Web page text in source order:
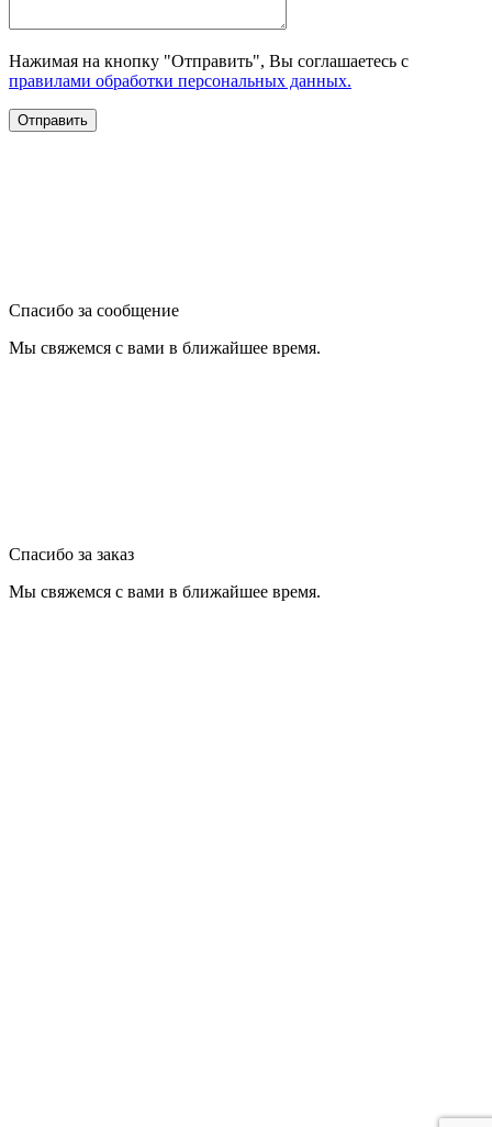
Нажимая на кнопку "Отправить", Вы соглашаетесь с
правилами обработки персональных данных.
Спасибо за сообщение
Мы свяжемся с вами в ближайшее время.
Спасибо за заказ
Мы свяжемся с вами в ближайшее время.